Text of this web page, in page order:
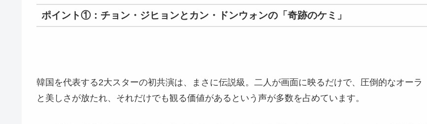
ポイント①：チョン・ジヒョンとカン・ドンウォンの「奇跡のケミ」
韓国を代表する2大スターの初共演は、まさに伝説級。二人が画面に映るだけで、圧倒的なオーラ
と美しさが放たれ、それだけでも観る価値があるという声が多数を占めています。